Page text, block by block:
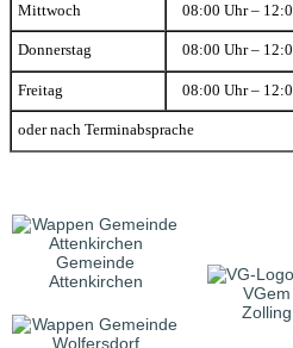
Mittwoch 08:00 Uhr –
Donnerstag 08:00 Uhr –
Freitag 08:00 Uhr –
oder nach Terminabsprache
Gemeinde
Attenkirchen
VGem
Zolling